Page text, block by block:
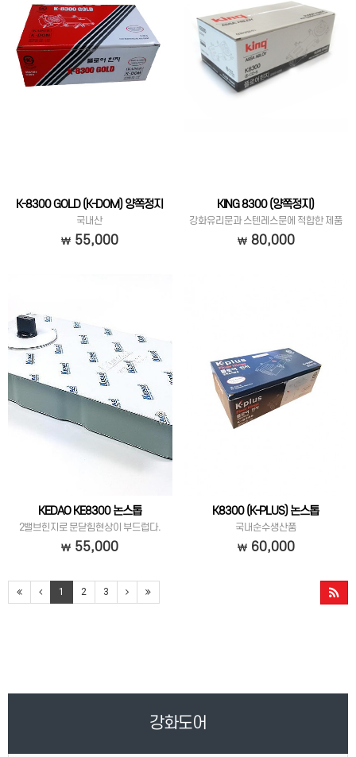
K-8300 GOLD (K-DOM) 양쪽정지
국내산
55,000
KING 8300 (양쪽정지)
강화유리문과 스텐레스문에 적합한 제품
입니다.
80,000
KEDAO KE8300 논스톱
2밸브힌지로 문닫힘현상이 부드럽다.
55,000
K8300 (K-PLUS) 논스톱
국내순수생산품
60,000
1 2 3
강화도어